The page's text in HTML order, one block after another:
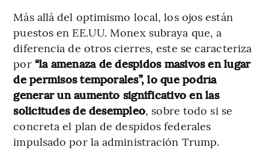
Más allá del optimismo local, los ojos están
puestos en EE.UU. Monex subraya que, a
diferencia de otros cierres, este se caracteriza
por “la amenaza de despidos masivos en lugar
de permisos temporales”, lo que podría
generar un aumento significativo en las
solicitudes de desempleo, sobre todo si se
concreta el plan de despidos federales
impulsado por la administración Trump.